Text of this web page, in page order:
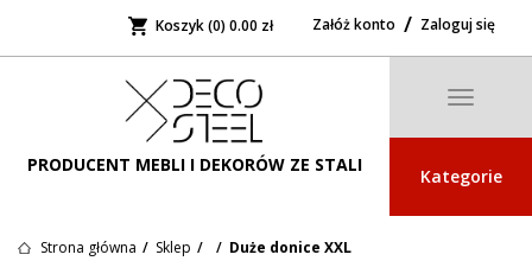
Koszyk (0)0.00 zł Załóż konto Zaloguj się
PRODUCENT MEBLI I DEKORÓW ZE STALI
Toggle
Kategorie
Strona główna Sklep Duże donice XXL